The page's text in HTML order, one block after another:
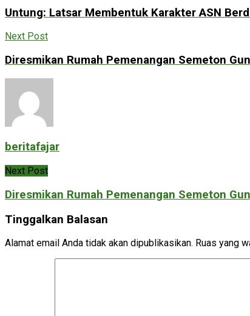
Untung: Latsar Membentuk Karakter ASN
Next Post
Diresmikan Rumah Pemenangan Semeton
beritafajar
Next Post
Diresmikan Rumah Pemenangan Semeton
Tinggalkan Balasan
Alamat email Anda tidak akan dipublikasikan. Ruas yang